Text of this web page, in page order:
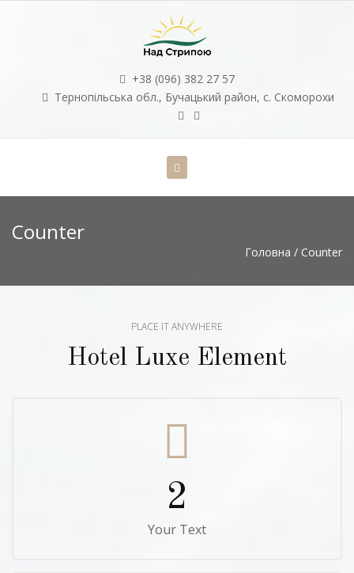
+38 (096) 382 27 57
Тернопільська обл., Бучацький район, с. Скоморохи
Counter
Головна / Counter
PLACE IT ANYWHERE
Hotel Luxe Element
2
Your Text